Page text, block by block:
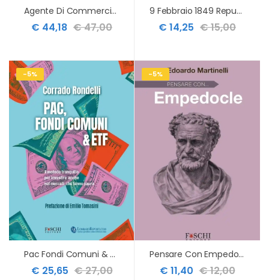
Agente Di Commercio In Italia E Estero
€ 44,18 € 47,00
9 Febbraio 1849 Repubblica Romana Canto
€ 14,25 € 15,00
-5%
Pac Fondi Comuni & Etf
€ 25,65 € 27,00
-5%
Pensare Con Empedocle
€ 11,40 € 12,00